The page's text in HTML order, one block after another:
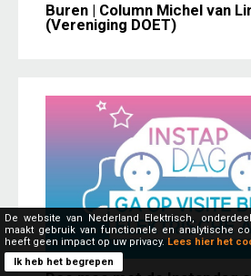
Buren | Column Michel van
(Vereniging DOET)
De website van Nederland Elektrisch,
maakt gebruik van functionele en analytische
heeft geen impact op uw privacy.Lees hier het
Ik heb het begrepen